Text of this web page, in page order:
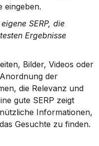
eingeben.
SERP, die
Ergebnisse
Bilder, Videos oder
der
die Relevanz und
gute SERP zeigt
Informationen,
Gesuchte zu finden.